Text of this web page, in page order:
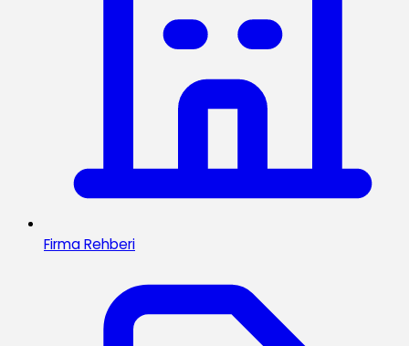
Firma Rehberi